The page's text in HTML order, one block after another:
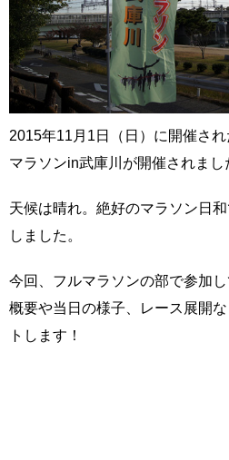
2015年11月1日（日）に開催さ
マラソンin武庫川が開催されまし
天候は晴れ。絶好のマラソン日
しました。
今回、フルマラソンの部で参加
概要や当日の様子、レース展開
トします！